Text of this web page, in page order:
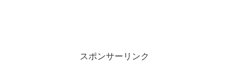
スポンサーリンク